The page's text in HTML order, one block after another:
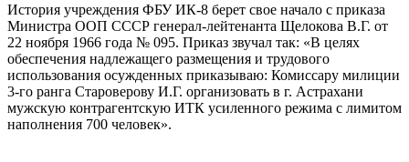
История учреждения ФБУ ИК-8 берет свое начало с приказа
Министра ООП СССР генерал-лейтенанта Щелокова В.Г. от
22 ноября 1966 года № 095. Приказ звучал так: «В целях
обеспечения надлежащего размещения и трудового
использования осужденных приказываю: Комиссару милиции
3-го ранга Староверову И.Г. организовать в г. Астрахани
мужскую контрагентскую ИТК усиленного режима с лимитом
наполнения 700 человек».